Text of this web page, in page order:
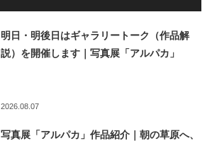
明日・明後日はギャラリートーク（作品解
説）を開催します｜写真展「アルパカ」
2026.08.07
写真展「アルパカ」作品紹介｜朝の草原へ、